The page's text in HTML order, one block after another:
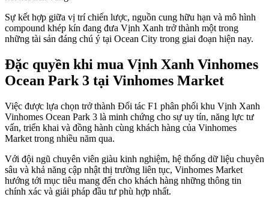
Sự kết hợp giữa vị trí chiến lược, nguồn cung hữu hạn và mô hình
compound khép kín đang đưa Vịnh Xanh trở thành một trong
những tài sản đáng chú ý tại Ocean City trong giai đoạn hiện nay.
Đặc quyền khi mua Vịnh Xanh Vinhomes
Ocean Park 3 tại Vinhomes Market
Việc được lựa chọn trở thành Đối tác F1 phân phối khu Vịnh Xanh
Vinhomes Ocean Park 3 là minh chứng cho sự uy tín, năng lực tư
vấn, triển khai và đồng hành cùng khách hàng của Vinhomes
Market trong nhiều năm qua.
Với đội ngũ chuyên viên giàu kinh nghiệm, hệ thống dữ liệu chuyên
sâu và khả năng cập nhật thị trường liên tục, Vinhomes Market
hướng tới mục tiêu mang đến cho khách hàng những thông tin
chính xác và giải pháp đầu tư phù hợp nhất.